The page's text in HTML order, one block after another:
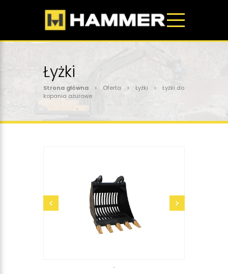
Łyżki
Strona główna > Oferta > Łyżki > Łyżki do
kopania ażurowe